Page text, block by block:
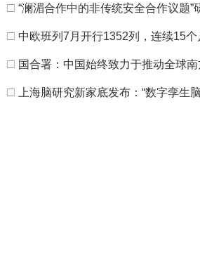
□ “澜湄合作中的非传统安全合作议题
□ 中欧班列7月开行1352列，连续15
□ 国合署：中国始终致力于推动全球
□ 上海脑研究新家底发布：“数字孪生